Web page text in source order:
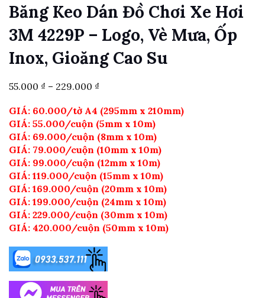
Băng Keo Dán Đồ Chơi Xe Hơi
3M 4229P – Logo, Vè Mưa, Ốp
Inox, Gioăng Cao Su
55.000 ₫ – 229.000 ₫
từ
55.000 ₫
đến
229.000 ₫
GIÁ: 60.000/tờ A4 (295mm x 210mm)
GIÁ: 55.000/cuộn (5mm x 10m)
GIÁ: 69.000/cuộn (8mm x 10m)
GIÁ: 79.000/cuộn (10mm x 10m)
GIÁ: 99.000/cuộn (12mm x 10m)
GIÁ: 119.000/cuộn (15mm x 10m)
GIÁ: 169.000/cuộn (20mm x 10m)
GIÁ: 199.000/cuộn (24mm x 10m)
GIÁ: 229.000/cuộn (30mm x 10m)
GIÁ: 420.000/cuộn (50mm x 10m)